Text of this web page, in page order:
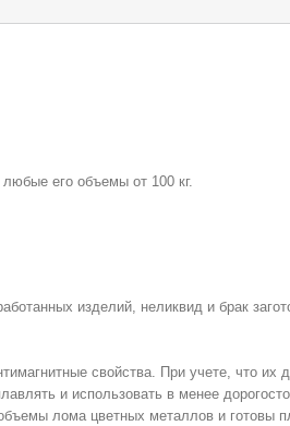
его объемы от 100 кг.
изделий, неликвид и брак
свойства. При учете, что их
и использовать в менее
лома цветных металлов и готовы